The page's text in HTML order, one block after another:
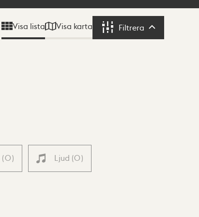
Visa lista Visa karta Filtrera Filtrera
(0) Ljud (0)